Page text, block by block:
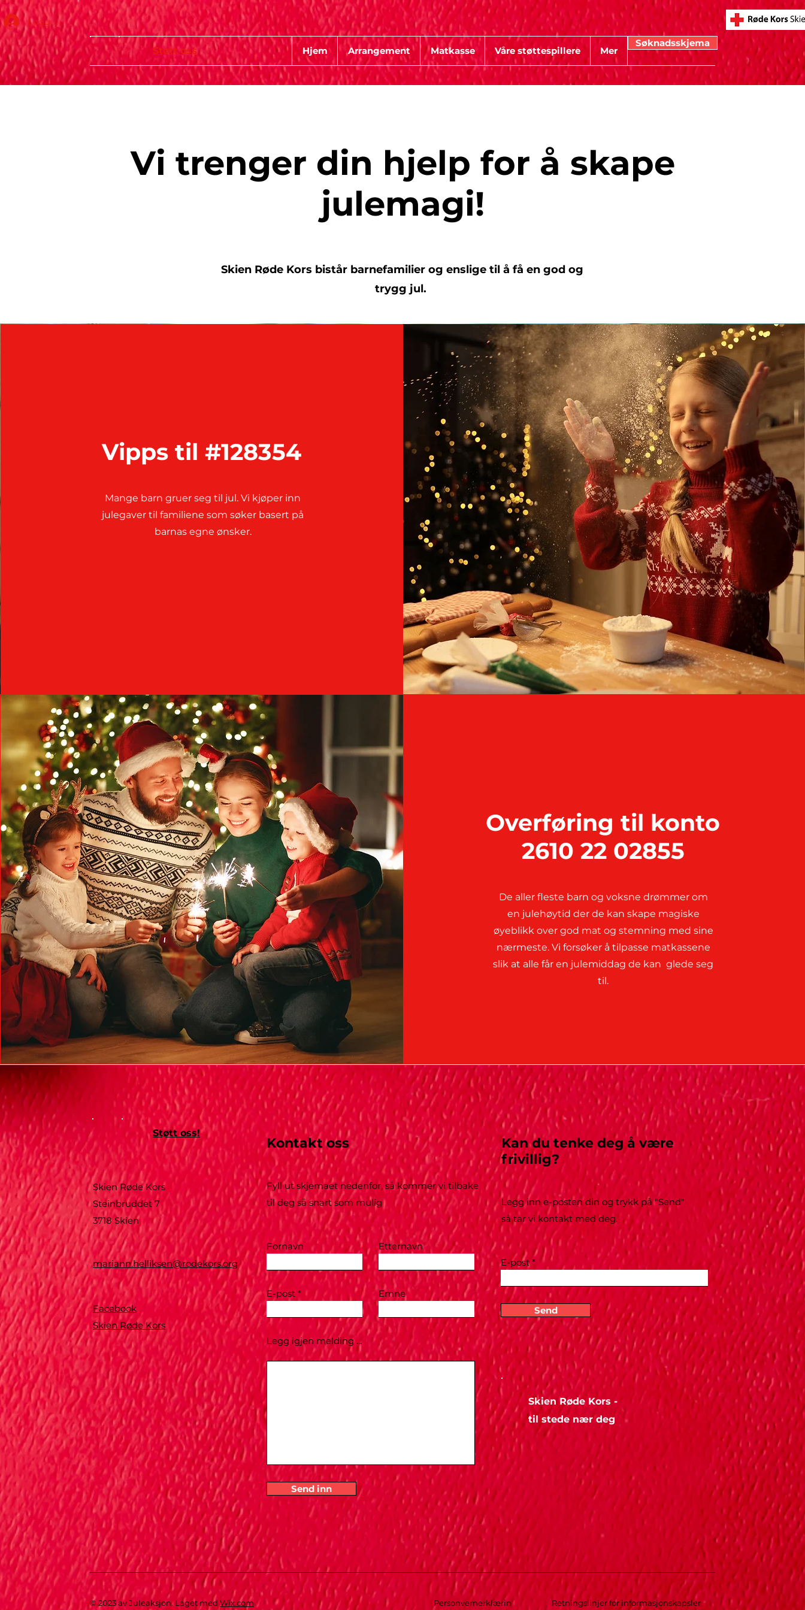
Støtt oss Hjem Arrangement Matkasse Våre støttespillere Mer
Søknadsskjema
Vi trenger din hjelp for å skape
julemagi!
Skien Røde Kors bistår barnefamilier og enslige til å få en god og
trygg jul.
Vipps til #128354
Mange barn gruer seg til jul. Vi kjøper inn
julegaver til familiene som søker basert på
barnas egne ønsker.
Overføring til konto
2610 22 02855
De aller fleste barn og voksne drømmer om
en julehøytid der de kan skape magiske
øyeblikk over god mat og stemning med sine
nærmeste. Vi forsøker å tilpasse matkassene
slik at alle får en julemiddag de kan glede seg
til.
Logg inn
Støtt oss!
Skien Røde Kors
Steinbruddet 7
3718 Skien
mariann.helliksen@rodekors.org
Facebook
Skien Røde Kors
Kontakt oss
Fyll ut skjemaet nedenfor, så kommer vi tilbake
til deg så snart som mulig
Fornavn Etternavn
E-post Emne
Legg igjen melding ...
Send inn
Kan du tenke deg å være
frivillig?
Legg inn e-posten din og trykk på "Send"
så tar vi kontakt med deg.
E-post
Send
Skien Røde Kors -
til stede nær deg
© 2023 av Juleaksjon. Laget med Wix.com
Personvernerklærin
Retningslinjer for informasjonskapsler